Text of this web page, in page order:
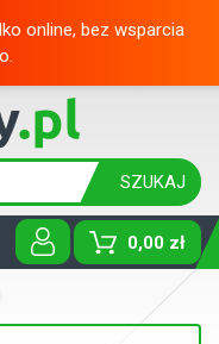
online, bez wsparcia
SZUKAJ
0,00 zł